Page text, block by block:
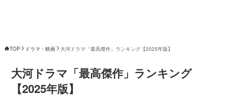
TOP ドラマ・映画 大河ドラマ「最高傑作」ランキング【2025年版】
大河ドラマ「最高傑作」ランキング
【2025年版】